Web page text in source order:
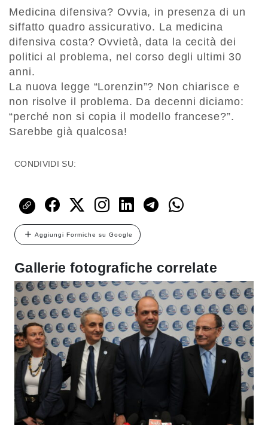
Medicina difensiva? Ovvia, in presenza di un
siffatto quadro assicurativo. La medicina
difensiva costa? Ovvietà, data la cecità dei
politici al problema, nel corso degli ultimi 30
anni.
La nuova legge “Lorenzin”? Non chiarisce e
non risolve il problema. Da decenni diciamo:
“perché non si copia il modello francese?”.
Sarebbe già qualcosa!
CONDIVIDI SU:
Aggiungi Formiche su Google
Gallerie fotografiche correlate